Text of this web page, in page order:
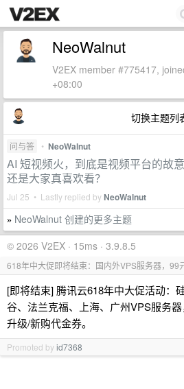
NeoWalnut
V2EX member #775417,
+08:00
切换主题列
问与答 • NeoWalnut
AI 短视频火，到底是视频平台的故
还是大家真喜欢看？
Jul 25 • Lastly replied byNeoWalnut
» NeoWalnut 创建的更多主题
© 2026 V2EX · 15ms · 3.9.8.5
618年中大促即将结束：国内外VPS服务器，99
[即将结束] 腾讯云618年中大促活动：
谷、法兰克福、上海、广州VPS服务
升级/新购代金券。
Promoted byid7368